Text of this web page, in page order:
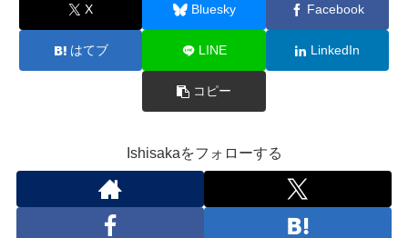
X Bluesky Facebook
はてブ LINE LinkedIn
コピー
Ishisakaをフォローする